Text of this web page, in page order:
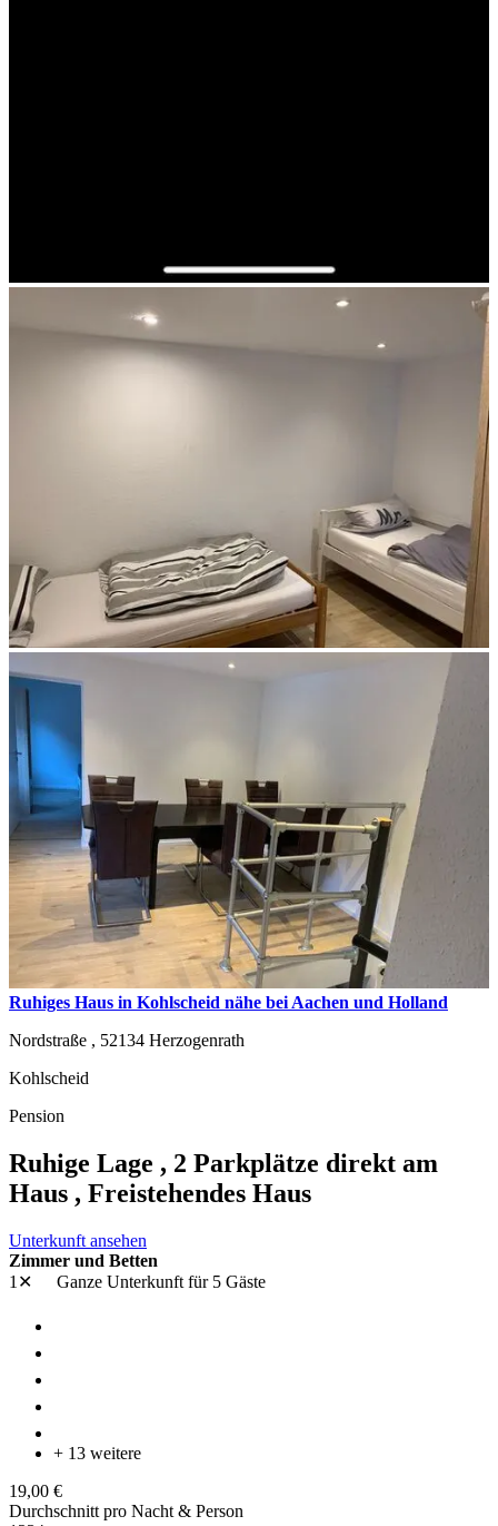
Ruhiges Haus in Kohlscheid nähe bei Aachen und Holland
Nordstraße , 52134 Herzogenrath
Kohlscheid
Pension
Ruhige Lage , 2 Parkplätze direkt am
Haus , Freistehendes Haus
Unterkunft ansehen
Zimmer und Betten
1✕
Ganze Unterkunft für 5 Gäste
+ 13 weitere
19,00 €
Durchschnitt pro Nacht & Person